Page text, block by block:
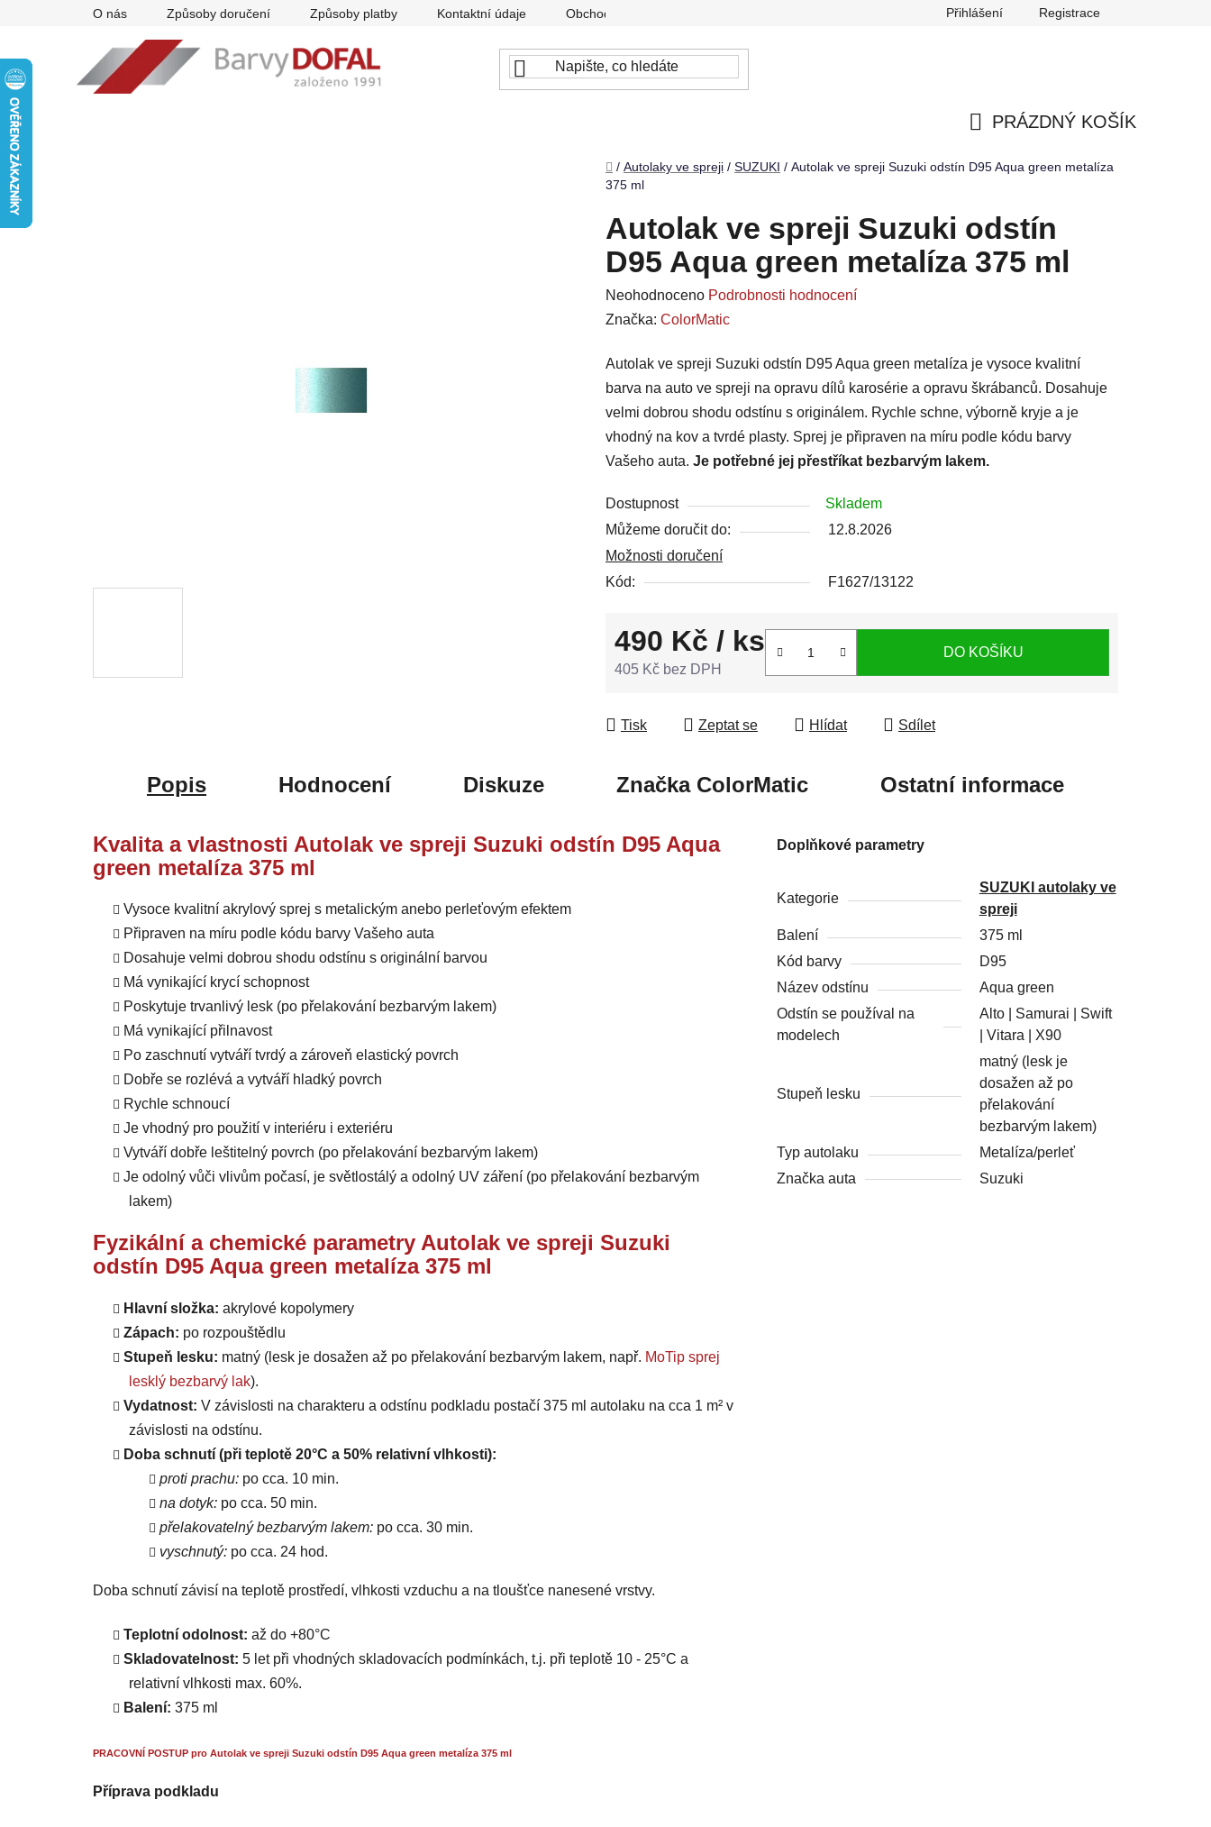
O nás Způsoby doručení Způsoby platby Kontaktní údaje Obchodní podmínky Reklamace Odstoupení od smlouvy
Přihlášení Registrace
PRÁZDNÝ KOŠÍK
Domů
/ Autolaky ve spreji / SUZUKI / Autolak ve spreji Suzuki odstín D95 Aqua green metalíza
375 ml
Autolak ve spreji Suzuki odstín
D95 Aqua green metalíza 375 ml
Průměrné
hodnocení
je
0,0
z
5
hvězdiček.
Neohodnoceno Podrobnosti hodnocení
Značka: ColorMatic
Autolak ve spreji Suzuki odstín D95 Aqua green metalíza je vysoce kvalitní
barva na auto ve spreji na opravu dílů karosérie a opravu škrábanců. Dosahuje
velmi dobrou shodu odstínu s originálem. Rychle schne, výborně kryje a je
vhodný na kov a tvrdé plasty. Sprej je připraven na míru podle kódu barvy
Vašeho auta. Je potřebné jej přestříkat bezbarvým lakem.
Dostupnost
Skladem
Můžeme doručit do:
12.8.2026
Možnosti doručení
Kód:
F1627/13122
490 Kč / ks
405 Kč bez DPH
DO KOŠÍKU
Tisk Zeptat se Hlídat Sdílet
Popis Hodnocení Diskuze ZnačkaColorMatic Ostatní informace
Kvalita a vlastnosti Autolak ve spreji Suzuki odstín D95 Aqua
green metalíza 375 ml
Vysoce kvalitní akrylový sprej s metalickým anebo perleťovým efektem
Připraven na míru podle kódu barvy Vašeho auta
Dosahuje velmi dobrou shodu odstínu s originální barvou
Má vynikající krycí schopnost
Poskytuje trvanlivý lesk (po přelakování bezbarvým lakem)
Má vynikající přilnavost
Po zaschnutí vytváří tvrdý a zároveň elastický povrch
Dobře se rozlévá a vytváří hladký povrch
Rychle schnoucí
Je vhodný pro použití v interiéru i exteriéru
Vytváří dobře leštitelný povrch (po přelakování bezbarvým lakem)
Je odolný vůči vlivům počasí, je světlostálý a odolný UV záření (po přelakování bezbarvým
lakem)
Fyzikální a chemické parametry Autolak ve spreji Suzuki
odstín D95 Aqua green metalíza 375 ml
Hlavní složka: akrylové kopolymery
Zápach: po rozpouštědlu
Stupeň lesku: matný (lesk je dosažen až po přelakování bezbarvým lakem, např. MoTip sprej
lesklý bezbarvý lak).
Vydatnost: V závislosti na charakteru a odstínu podkladu postačí 375 ml autolaku na cca 1 m² v
závislosti na odstínu.
Doba schnutí (při teplotě 20°C a 50% relativní vlhkosti):
proti prachu: po cca. 10 min.
na dotyk: po cca. 50 min.
přelakovatelný bezbarvým lakem: po cca. 30 min.
vyschnutý: po cca. 24 hod.
Doba schnutí závisí na teplotě prostředí, vlhkosti vzduchu a na tloušťce nanesené vrstvy.
Teplotní odolnost: až do +80°C
Skladovatelnost: 5 let při vhodných skladovacích podmínkách, t.j. při teplotě 10 - 25°C a
relativní vlhkosti max. 60%.
Balení: 375 ml
PRACOVNÍ POSTUP pro Autolak ve spreji Suzuki odstín D95 Aqua green metalíza 375 ml
Příprava podkladu
Doplňkové parametry
Kategorie
SUZUKI autolaky ve
spreji
Balení
375 ml
Kód barvy
D95
Název odstínu
Aqua green
Odstín se používal na
modelech
Alto | Samurai | Swift
| Vitara | X90
Stupeň lesku
matný (lesk je
dosažen až po
přelakování
bezbarvým lakem)
Typ autolaku
Metalíza/perleť
Značka auta
Suzuki